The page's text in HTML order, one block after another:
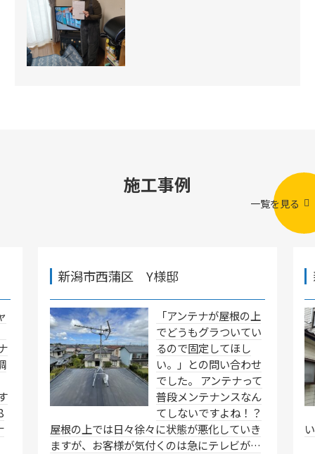
施工事例
一覧を見る
新潟市西蒲区 Y様邸
「アンテナが屋根の上
でどうもグラついてい
るので固定してほし
い。」との問い合わせ
でした。 アンテナって
普段メンテナンスなん
てしないですよね！？
屋根の上では日々徐々に状態が悪化していき
ますが、お客様が気付くのは急にテレビが…